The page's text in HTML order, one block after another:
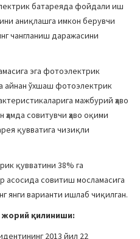
батареяда фойдали иш
аниқлашга имкон берувчи
чангланиш даражасини
эга фотоэлектрик
айнан ўхшаш фотоэлектрик
мажбурий ҳаво
совитувчи ҳаво оқими
қувватига чизиқли
қувватини 38% га
асосида совитиш мосламасига
янги варианти ишлаб чиқилган.
жорий қилиниши:
2013 йил 22